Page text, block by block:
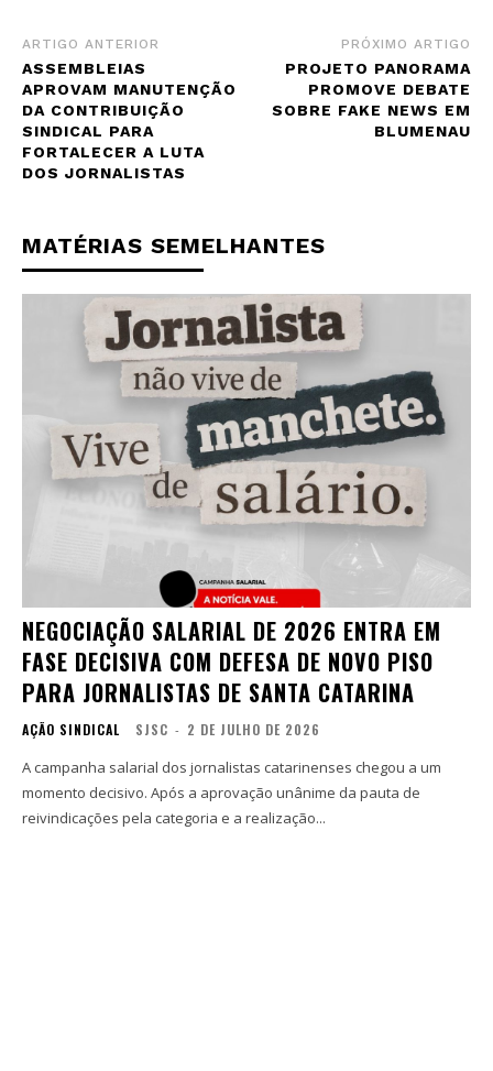
ARTIGO ANTERIOR
ASSEMBLEIAS
APROVAM MANUTENÇÃO
DA CONTRIBUIÇÃO
SINDICAL PARA
FORTALECER A LUTA
DOS JORNALISTAS
PRÓXIMO ARTIGO
PROJETO PANORAMA
PROMOVE DEBATE
SOBRE FAKE NEWS EM
BLUMENAU
MATÉRIAS SEMELHANTES
NEGOCIAÇÃO SALARIAL DE 2026 ENTRA EM
FASE DECISIVA COM DEFESA DE NOVO PISO
PARA JORNALISTAS DE SANTA CATARINA
AÇÃO SINDICAL SJSC - 2 DE JULHO DE 2026
A campanha salarial dos jornalistas catarinenses chegou a um
momento decisivo. Após a aprovação unânime da pauta de
reivindicações pela categoria e a realização...